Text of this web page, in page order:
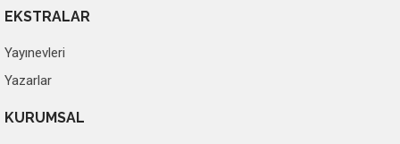
EKSTRALAR
Yayınevleri
Yazarlar
KURUMSAL